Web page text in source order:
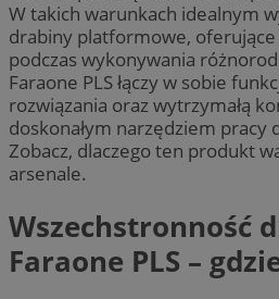
W takich warunkach idealnym
drabiny platformowe,
podczas wykonywania
Faraone PLS łączy w sobie
rozwiązania oraz wytrzymałą
doskonałym narzędziem pracy
Zobacz, dlaczego ten produkt
arsenale.
Wszechstronność
Faraone PLS –